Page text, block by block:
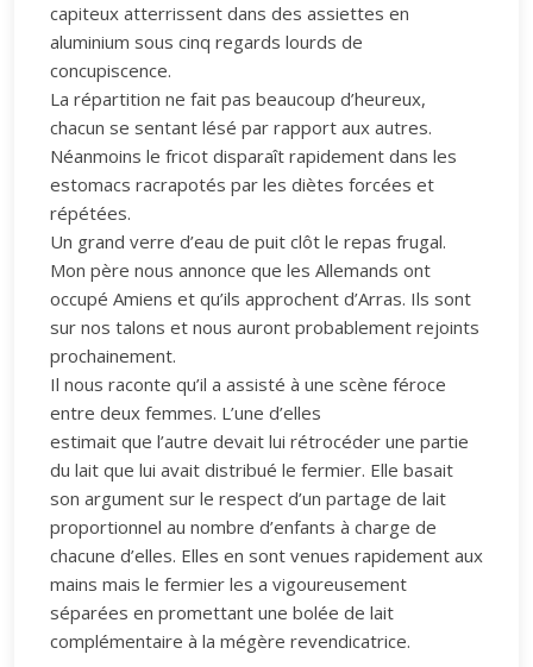
capiteux atterrissent dans des assiettes en
aluminium sous cinq regards lourds de
concupiscence.
La répartition ne fait pas beaucoup d’heureux,
chacun se sentant lésé par rapport aux autres.
Néanmoins le fricot disparaît rapidement dans les
estomacs racrapotés par les diètes forcées et
répétées.
Un grand verre d’eau de puit clôt le repas frugal.
Mon père nous annonce que les Allemands ont
occupé Amiens et qu’ils approchent d’Arras. Ils sont
sur nos talons et nous auront probablement rejoints
prochainement.
Il nous raconte qu’il a assisté à une scène féroce
entre deux femmes. L’une d’elles
estimait que l’autre devait lui rétrocéder une partie
du lait que lui avait distribué le fermier. Elle basait
son argument sur le respect d’un partage de lait
proportionnel au nombre d’enfants à charge de
chacune d’elles. Elles en sont venues rapidement aux
mains mais le fermier les a vigoureusement
séparées en promettant une bolée de lait
complémentaire à la mégère revendicatrice.